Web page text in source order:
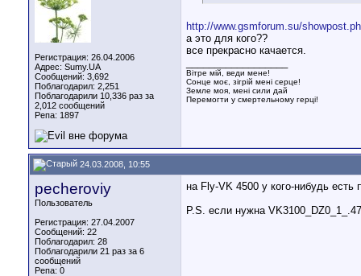
Регистрация: 26.04.2006
Адрес: Sumy.UA
Сообщений: 3,692
Поблагодарил: 2,251
Поблагодарили 10,336 раз за
2,012 сообщений
Репа: 1897
http://www.gsmforum.su/
а это для кого??
все прекрасно качается.
Вітре мій, веди мене!
Сонце моє, зігрій мені серце!
Земле моя, мені сили дай
Перемогти у смертельному герці!
24.03.2008, 10:55
pecheroviy
Пользователь
Регистрация: 27.04.2007
Сообщений: 22
Поблагодарил: 28
Поблагодарили 21 раз за 6
сообщений
Репа: 0
на Fly-VK 4500 у кого-нибудь есть
P.S. если нужна